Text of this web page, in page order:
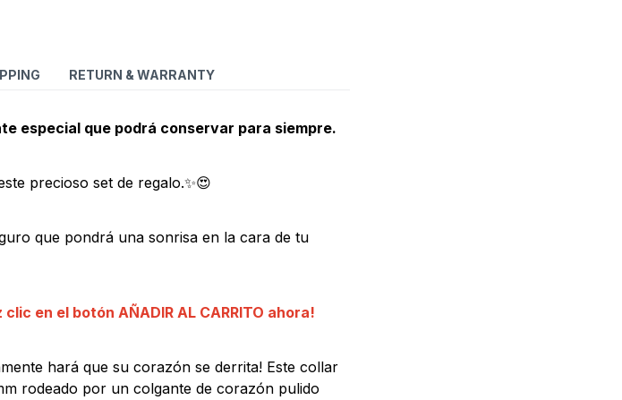
RETURN & WARRANTY
especial que podrá conservar para siempre.
precioso set de regalo.✨😍
que pondrá una sonrisa en la cara de tu
en el botón AÑADIR AL CARRITO ahora!
hará que su corazón se derrita! Este collar
rodeado por un colgante de corazón pulido